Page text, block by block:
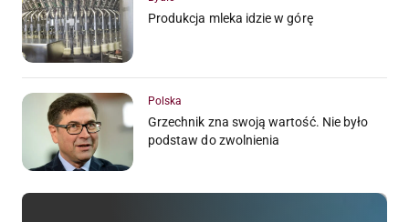
Produkcja mleka idzie w górę
Polska
Grzechnik zna swoją wartość. Nie było
podstaw do zwolnienia